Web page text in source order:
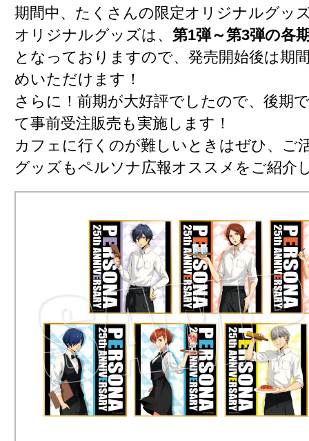
期間中、たくさんの限定オリジナルグッ
オリジナルグッズは、 第1弾～第3弾の各
となっておりますので、発売開始後は期
めいただけます！
さらに！前期が大好評でしたので、後期
て事前受注販売も実施します！
カフェに行くのが難しいときはぜひ、ご
グッズもペルソナ広報オススメをご紹介